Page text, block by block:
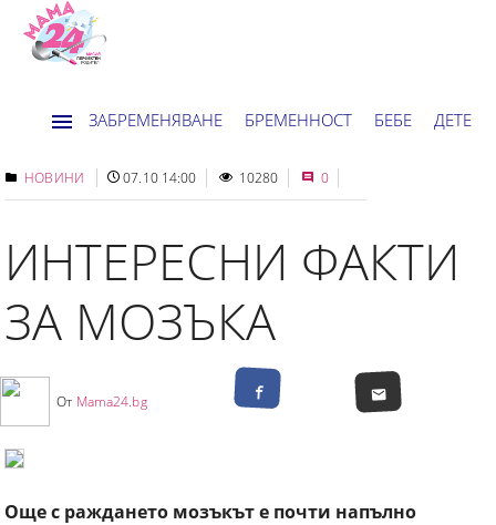
ЗАБРЕМЕНЯВАНЕ БРЕМЕННОСТ БЕБЕ ДЕТЕ
ДОМ НОВИНИ ХОРОСКОП
НОВИНИ 07.10 14:00 10280 0
ИНТЕРЕСНИ ФАКТИ
ЗА МОЗЪКА
От Mama24.bg
Още с раждането мозъкът е почти напълно